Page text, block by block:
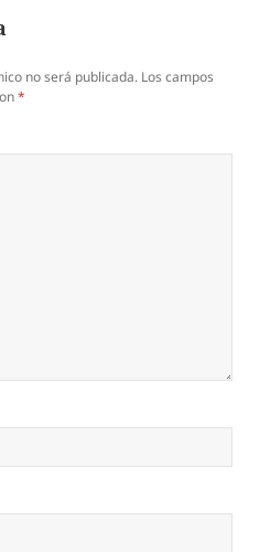
no será publicada. Los campos
*